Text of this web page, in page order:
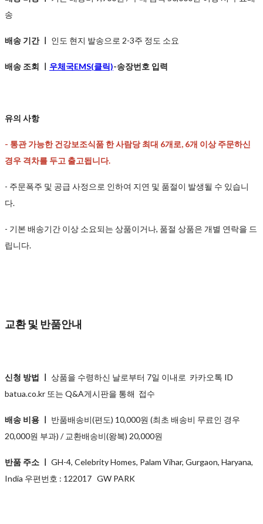
송
배송 기간 ㅣ 인도 현지 발송으로 2-3주 정도 소요
배송 조회 ㅣ 우체국EMS(클릭)-송장번호 입력
유의 사항
- 통관 가능한 건강보조식품 한 사람당 최대 6개로, 6개 이상 주문하신
경우 격차를 두고 출고됩니다.
- 주문폭주 및 공급 사정으로 인하여 지연 및 품절이 발생될 수 있습니
다.
- 기본 배송기간 이상 소요되는 상품이거나, 품절 상품은 개별 연락을 드
립니다.
교환 및 반품안내
신청 방법 ㅣ 상품을 수령하신 날로부터 7일 이내로 카카오톡 ID
batua.co.kr 또는 Q&A게시판을 통해 접수
배송 비용 ㅣ 반품배송비(편도) 10,000원 (최초 배송비 무료인 경우
20,000원 부과) / 교환배송비(왕복) 20,000원
반품 주소 ㅣ GH-4, Celebrity Homes, Palam Vihar, Gurgaon, Haryana,
India 우편번호 : 122017 GW PARK